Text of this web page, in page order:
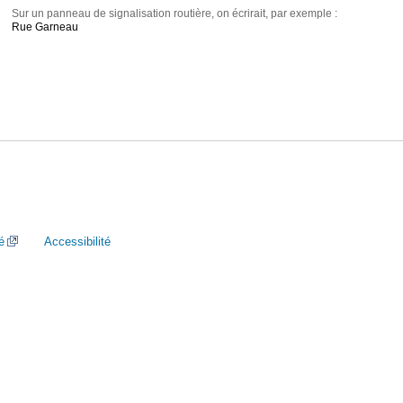
Sur un panneau de signalisation routière, on écrirait, par exemple :
Rue Garneau
Accessibilité